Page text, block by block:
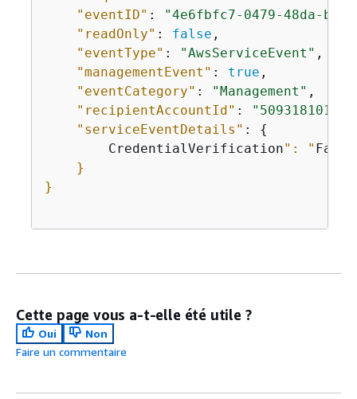
"eventID" :
"4e6fbfc7-0479-48da-
"readOnly" : false ,
"eventType" : "AwsServiceEvent" ,
"managementEvent" : true ,
"eventCategory" : "Management" ,
"recipientAccountId" :
"serviceEventDetails" : {
        CredentialVerification
": "
    }
}
Cette page vous a-t-elle été utile ?
Oui
Non
Faire un commentaire